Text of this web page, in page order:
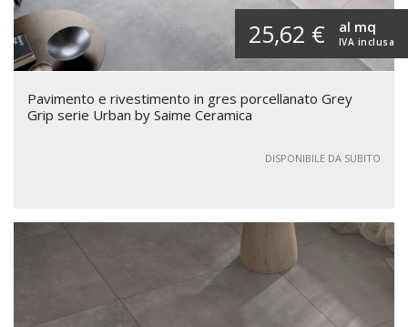
25,62 € IVA inclusa
al mq
Pavimento e rivestimento in gres porcellanato Grey
Grip serie Urban by Saime Ceramica
DISPONIBILE DA SUBITO